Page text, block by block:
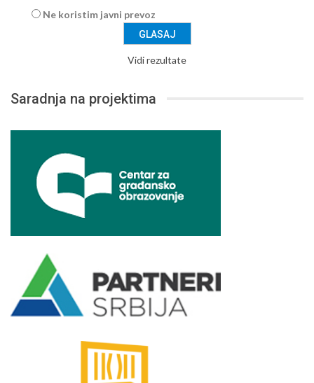
Ne koristim javni prevoz
Vidi rezultate
Saradnja na projektima